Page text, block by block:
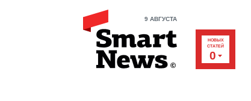
9 АВГУСТА
НОВЫХ
СТАТЕЙ
0